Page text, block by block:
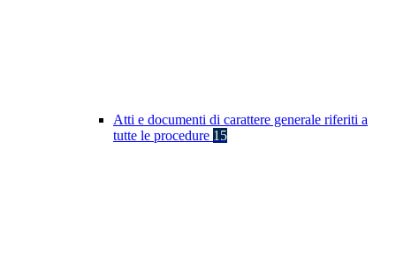
Atti e documenti di carattere generale riferiti a
tutte le procedure 15